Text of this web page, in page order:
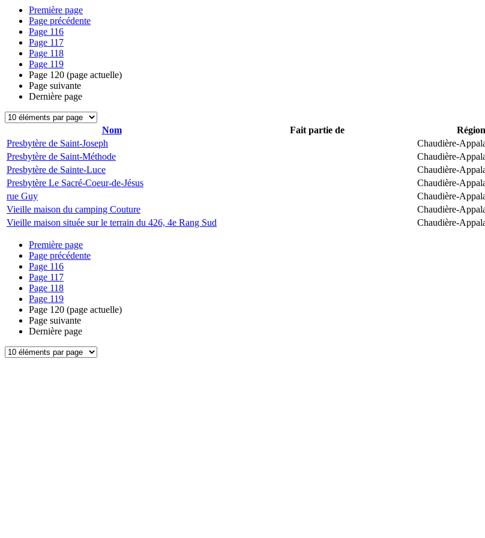
Première page
Page précédente
Page 116
Page 117
Page 118
Page 119
Page 120 (page actuelle)
Page suivante
Dernière page
Nom Fait partie de Région
Presbytère de Saint-Joseph
Chaudière-
Presbytère de Saint-Méthode
Chaudière-
Presbytère de Sainte-Luce
Chaudière-
Presbytère Le Sacré-Coeur-de-Jésus
Chaudière-
rue Guy
Chaudière-
Vieille maison du camping Couture
Chaudière-
Vieille maison située sur le terrain du 426, 4e Rang Sud
Chaudière-
Première page
Page précédente
Page 116
Page 117
Page 118
Page 119
Page 120 (page actuelle)
Page suivante
Dernière page